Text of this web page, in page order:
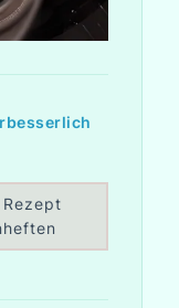
Rezept